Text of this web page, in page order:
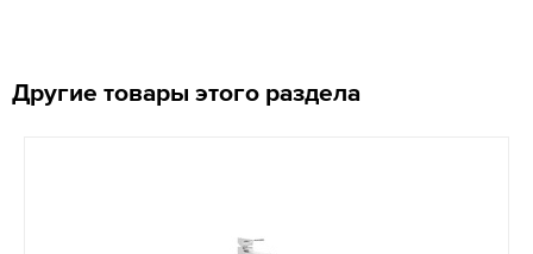
Другие товары этого раздела